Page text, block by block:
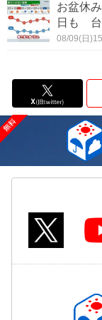
お盆休
日も 台
08/09(日